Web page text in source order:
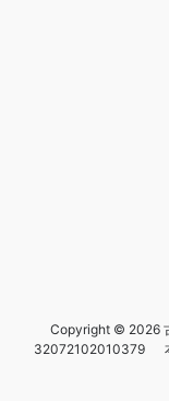
Copyright © 2026
32072102010379